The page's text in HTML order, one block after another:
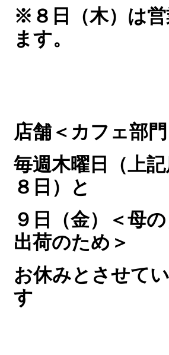
※８日（木）は営
ます。
店舗＜カフェ部門
毎週木曜日（上
８ 日）と
９日（金）＜母
出荷のため＞
お休みとさせて
す